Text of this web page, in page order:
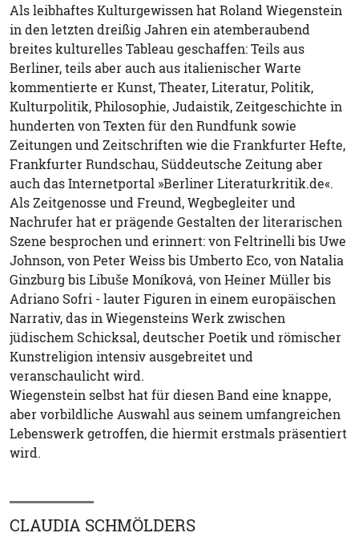
Als leibhaftes Kulturgewissen hat Roland Wiegenstein
in den letzten dreißig Jahren ein atemberaubend
breites kulturelles Tableau geschaffen: Teils aus
Berliner, teils aber auch aus italienischer Warte
kommentierte er Kunst, Theater, Literatur, Politik,
Kulturpolitik, Philosophie, Judaistik, Zeitgeschichte in
hunderten von Texten für den Rundfunk sowie
Zeitungen und Zeitschriften wie die Frankfurter Hefte,
Frankfurter Rundschau, Süddeutsche Zeitung aber
auch das Internetportal »Berliner Literaturkritik.de«.
Als Zeitgenosse und Freund, Wegbegleiter und
Nachrufer hat er prägende Gestalten der literarischen
Szene besprochen und erinnert: von Feltrinelli bis Uwe
Johnson, von Peter Weiss bis Umberto Eco, von Natalia
Ginzburg bis Libuše Moníková, von Heiner Müller bis
Adriano Sofri - lauter Figuren in einem europäischen
Narrativ, das in Wiegensteins Werk zwischen
jüdischem Schicksal, deutscher Poetik und römischer
Kunstreligion intensiv ausgebreitet und
veranschaulicht wird.
Wiegenstein selbst hat für diesen Band eine knappe,
aber vorbildliche Auswahl aus seinem umfangreichen
Lebenswerk getroffen, die hiermit erstmals präsentiert
wird.
CLAUDIA SCHMÖLDERS